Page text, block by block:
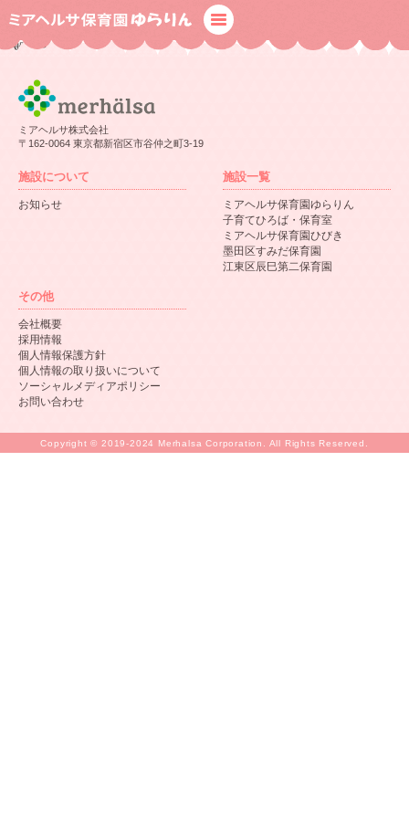
一般コース
ミアヘルサ株式会社
〒162-0064 東京都新宿区市谷仲之町3-19
施設について
お知らせ
施設一覧
ミアヘルサ保育園ゆらりん
子育てひろば・保育室
ミアヘルサ保育園ひびき
墨田区すみだ保育園
江東区辰巳第二保育園
その他
会社概要
採用情報
個人情報保護方針
個人情報の取り扱いについて
ソーシャルメディアポリシー
お問い合わせ
Copyright © 2019-2024 Merhalsa Corporation. All Rights Reserved.